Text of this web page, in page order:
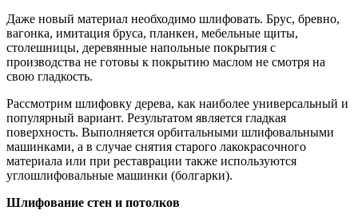
Даже новый материал необходимо шлифовать. Брус, бревно,
вагонка, имитация бруса, планкен, мебельные щиты,
столешницы, деревянные напольные покрытия с
производства не готовы к покрытию маслом не смотря на
свою гладкость.
Рассмотрим шлифовку дерева, как наиболее универсальный и
популярный вариант. Результатом является гладкая
поверхность. Выполняется орбитальными шлифовальными
машинками, а в случае снятия старого лакокрасочного
материала или при реставрации также используются
углошлифовальные машинки (болгарки).
Шлифование стен и потолков